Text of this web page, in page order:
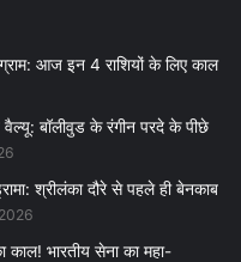
आज इन 4 राशियों के लिए काल
वैल्यू: बॉलीवुड के रंगीन परदे के पीछे
श्रीलंका दौरे से पहले ही बेनकाब
भारतीय सेना का महा-